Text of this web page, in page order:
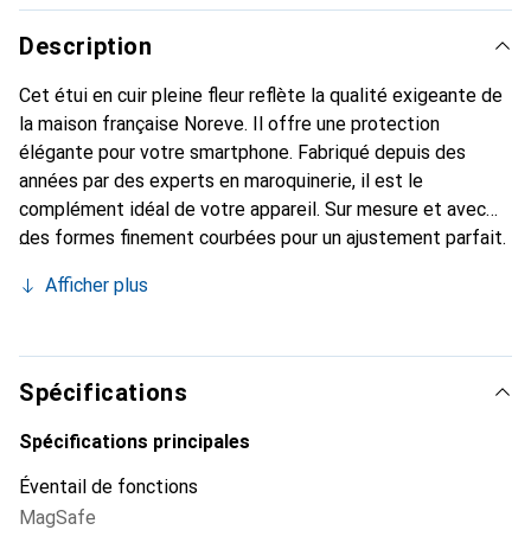
Description
Cet étui en cuir pleine fleur reflète la qualité exigeante de
la maison française Noreve. Il offre une protection
élégante pour votre smartphone. Fabriqué depuis des
années par des experts en maroquinerie, il est le
complément idéal de votre appareil. Sur mesure et avec
des formes finement courbées pour un ajustement parfait.
smartphone. La marque Noreve est reconnue
constitue toujours un excellent choix pour le client
exigeant.
Afficher plus
Spécifications
Spécifications principales
Éventail de fonctions
MagSafe